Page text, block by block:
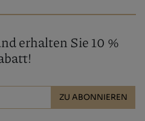
erhalten Sie 10 %
ZU ABONNIEREN